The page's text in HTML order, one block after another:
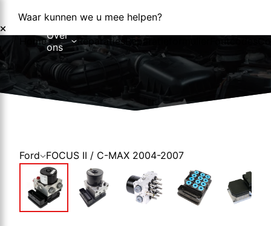
Waar kunnen we u mee helpen?
HomeOver
ons
Over ons
Nieuws
Reparaties Reparatieformulier Foutcodes
Ford FOCUS II / C-MAX 2004-2007